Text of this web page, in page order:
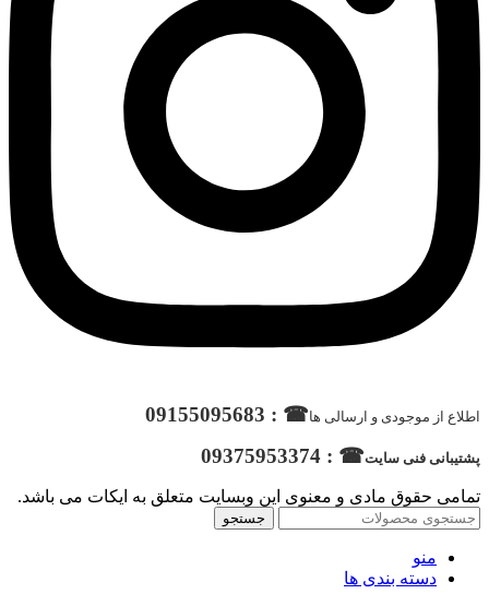
اطلاع از موجودی و ارسالی ها☎ : 09155095683
پشتیبانی فنی سایت☎ : 09375953374
تمامی حقوق مادی و معنوی این وبسایت متعلق به ایکات می باشد.
جستجو
منو
دسته بندی ها